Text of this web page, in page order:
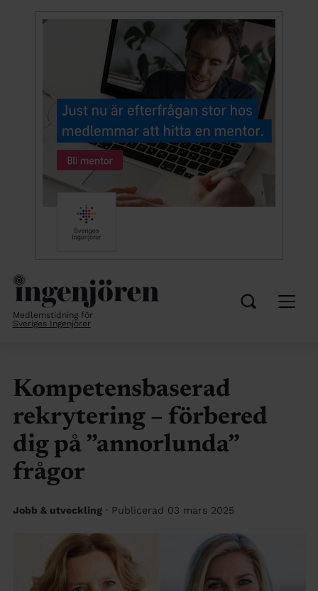
Medlemstidning för
Sveriges Ingenjörer
Kompetensbaserad
rekrytering – förbered
dig på ”annorlunda”
frågor
Jobb & utveckling · Publicerad 03 mars 2025